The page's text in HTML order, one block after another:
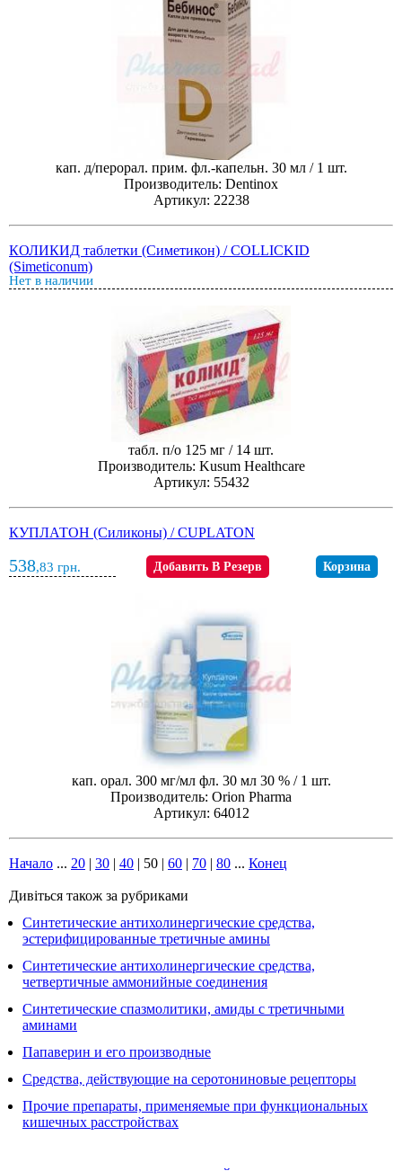
кап. д/перорал. прим. фл.-капельн. 30 мл / 1 шт.
Производитель: Dentinox
Артикул: 22238
КОЛИКИД таблетки (Симетикон) / COLLICKID
(Simeticonum)
Нет в наличии
табл. п/о 125 мг / 14 шт.
Производитель: Kusum Healthcare
Артикул: 55432
КУПЛАТОН (Силиконы) / CUPLATON
538,83 грн. Добавить В Резерв Корзина
кап. орал. 300 мг/мл фл. 30 мл 30 % / 1 шт.
Производитель: Orion Pharma
Артикул: 64012
Начало ... 20 | 30 | 40 | 50 | 60 | 70 | 80 ... Конец
Дивіться також за рубриками
Синтетические антихолинергические средства,
эстерифицированные третичные амины
Синтетические антихолинергические средства,
четвертичные аммонийные соединения
Синтетические спазмолитики, амиды с третичными
аминами
Папаверин и его производные
Средства, действующие на серотониновые рецепторы
Прочие препараты, применяемые при функциональных
кишечных расстройствах